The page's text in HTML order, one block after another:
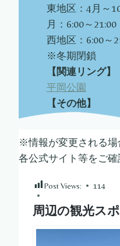
東地区：4月～
月：6:00～21:00
西地区：6:00～
※冬期閉鎖
【関連リング】
平岡公園
【その他】
※情報が変更される場
各公式サイト等をご確
Post Views: 114
周辺の観光ス